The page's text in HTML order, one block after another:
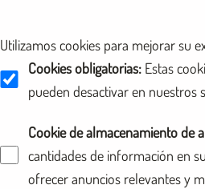
Utilizamos cookies para mejorar su
Cookies obligatorias: Estas
pueden desactivar en nuestros
Cookie de almacenamiento de
cantidades de información en
ofrecer anuncios relevantes y